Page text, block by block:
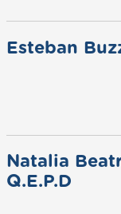
Esteban
Natalia
Q.E.P.D